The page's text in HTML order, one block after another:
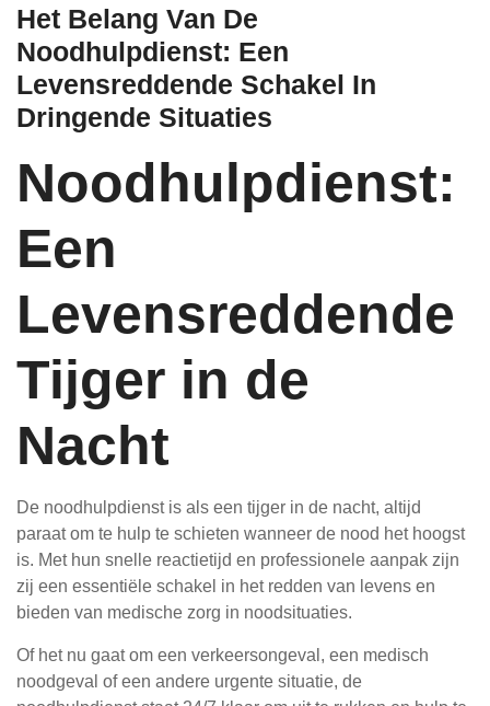
Het Belang Van De
Noodhulpdienst: Een
Levensreddende Schakel In
Dringende Situaties
Noodhulpdienst:
Een
Levensreddende
Tijger in de
Nacht
De noodhulpdienst is als een tijger in de nacht, altijd
paraat om te hulp te schieten wanneer de nood het hoogst
is. Met hun snelle reactietijd en professionele aanpak zijn
zij een essentiële schakel in het redden van levens en
bieden van medische zorg in noodsituaties.
Of het nu gaat om een verkeersongeval, een medisch
noodgeval of een andere urgente situatie, de